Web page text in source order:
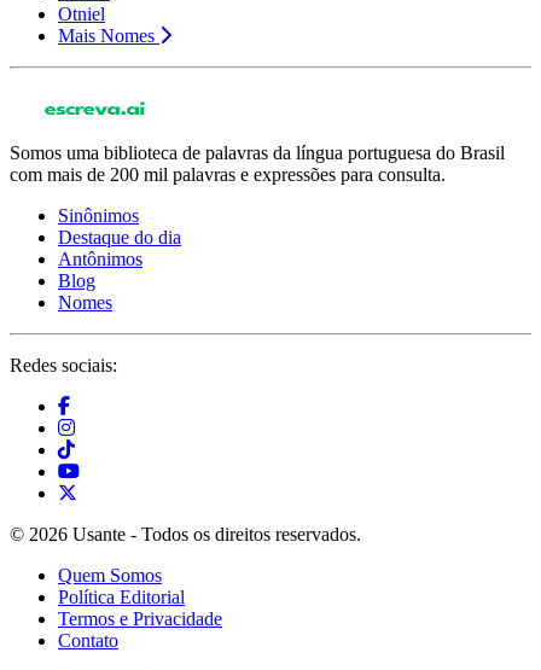
Otniel
Mais Nomes
Somos uma biblioteca de palavras da língua portuguesa do Brasil
com mais de 200 mil palavras e expressões para consulta.
Sinônimos
Destaque do dia
Antônimos
Blog
Nomes
Redes sociais:
© 2026 Usante - Todos os direitos reservados.
Quem Somos
Política Editorial
Termos e Privacidade
Contato